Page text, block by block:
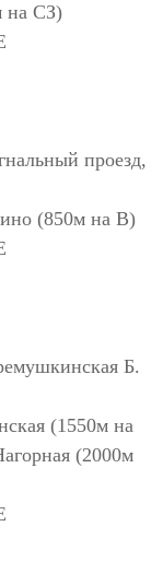
на СЗ)
проезд,
(850м на В)
Б.
(1550м на
(2000м